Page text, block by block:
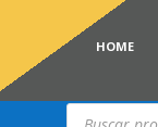
HOME
Búsqueda